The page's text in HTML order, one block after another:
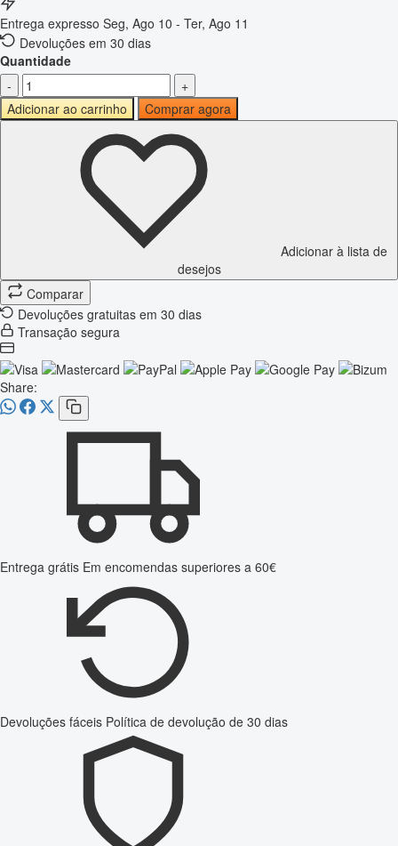
Entrega expresso Seg, Ago 10 - Ter, Ago 11
Devoluções em 30 dias
Quantidade
-
+
Adicionar ao carrinho
Comprar agora
Adicionar à lista de
desejos
Comparar
Devoluções gratuitas em 30 dias
Transação segura
Share:
Entrega grátis Em encomendas superiores a 60€
Devoluções fáceis Política de devolução de 30 dias